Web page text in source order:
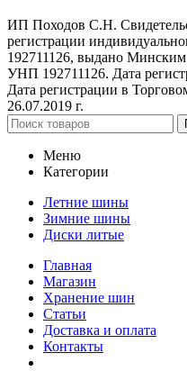
ИП Походов С.Н.
регистрации
192711126, выдано
УНП 192711126. Дата
Дата регистрации в
26.07.2019 г.
Меню
Категории
Летние шины
Зимние шины
Диски литые
Главная
Магазин
Хранение шин
Статьи
Доставка и оплата
Контакты